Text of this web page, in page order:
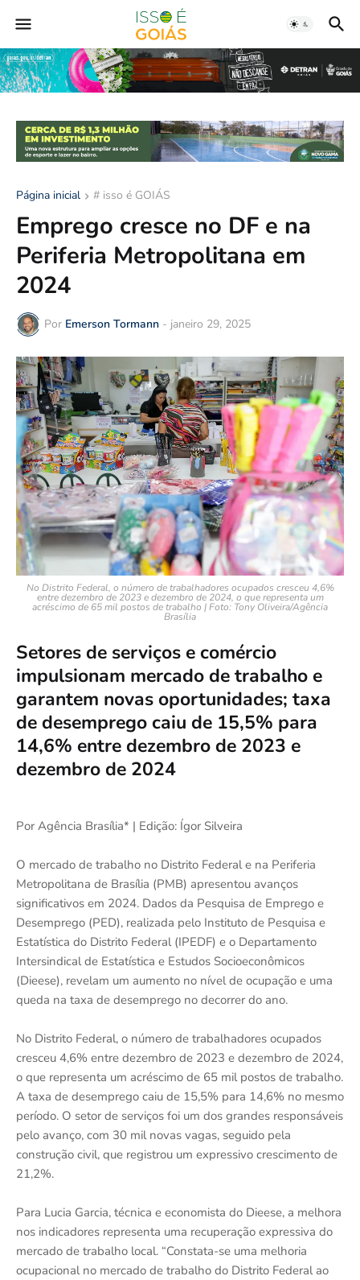
Página inicial # isso é GOIÁS
Emprego cresce no DF e na
Periferia Metropolitana em
2024
Por Emerson Tormann - janeiro 29, 2025
No Distrito Federal, o número de trabalhadores ocupados cresceu 4,6%
entre dezembro de 2023 e dezembro de 2024, o que representa um
acréscimo de 65 mil postos de trabalho | Foto: Tony Oliveira/Agência
Brasília
Setores de serviços e comércio
impulsionam mercado de trabalho e
garantem novas oportunidades; taxa
de desemprego caiu de 15,5% para
14,6% entre dezembro de 2023 e
dezembro de 2024
Por Agência Brasília* | Edição: Ígor Silveira
O mercado de trabalho no Distrito Federal e na Periferia
Metropolitana de Brasília (PMB) apresentou avanços
significativos em 2024. Dados da Pesquisa de Emprego e
Desemprego (PED), realizada pelo Instituto de Pesquisa e
Estatística do Distrito Federal (IPEDF) e o Departamento
Intersindical de Estatística e Estudos Socioeconômicos
(Dieese), revelam um aumento no nível de ocupação e uma
queda na taxa de desemprego no decorrer do ano.
No Distrito Federal, o número de trabalhadores ocupados
cresceu 4,6% entre dezembro de 2023 e dezembro de 2024,
o que representa um acréscimo de 65 mil postos de trabalho.
A taxa de desemprego caiu de 15,5% para 14,6% no mesmo
período. O setor de serviços foi um dos grandes responsáveis
pelo avanço, com 30 mil novas vagas, seguido pela
construção civil, que registrou um expressivo crescimento de
21,2%.
Para Lucia Garcia, técnica e economista do Dieese, a melhora
nos indicadores representa uma recuperação expressiva do
mercado de trabalho local. “Constata-se uma melhoria
ocupacional no mercado de trabalho do Distrito Federal ao